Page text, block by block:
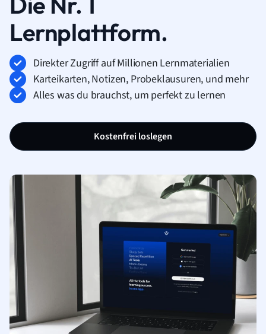
Lernplattform.
Direkter Zugriff auf Millionen Lernmaterialien
Karteikarten, Notizen, Probeklausuren, und mehr
Alles was du brauchst, um perfekt zu lernen
Kostenfrei loslegen